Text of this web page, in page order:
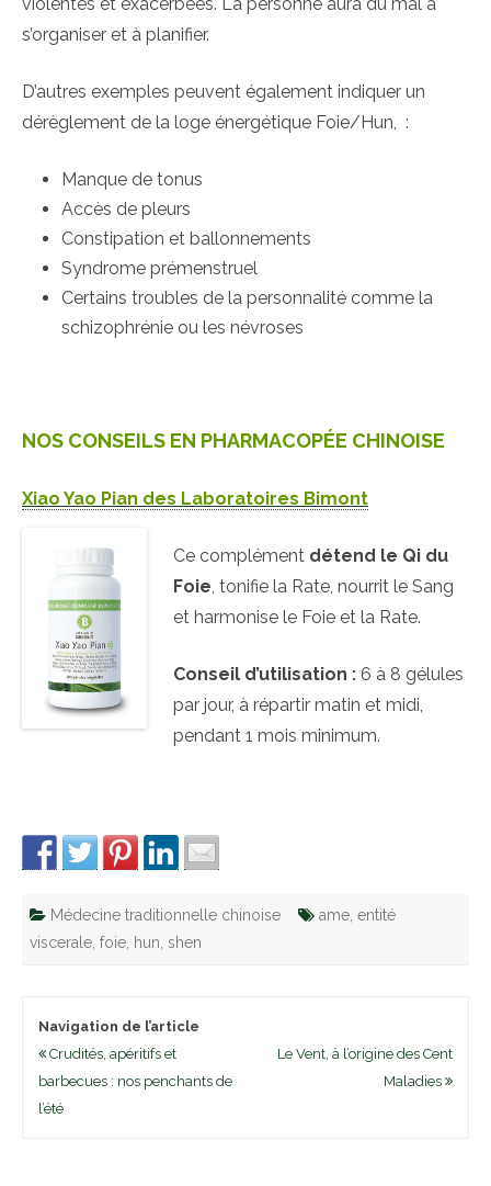
violentes et exacerbées. La personne aura du mal à
s’organiser et à planifier.
D’autres exemples peuvent également indiquer un
dérèglement de la loge énergétique Foie/Hun, :
Manque de tonus
Accès de pleurs
Constipation et ballonnements
Syndrome prémenstruel
Certains troubles de la personnalité comme la
schizophrénie ou les névroses
NOS CONSEILS EN PHARMACOPÉE CHINOISE
Xiao Yao Pian des Laboratoires Bimont
Ce complément détend le Qi du
Foie, tonifie la Rate, nourrit le Sang
et harmonise le Foie et la Rate.
Conseil d’utilisation : 6 à 8 gélules
par jour, à répartir matin et midi,
pendant 1 mois minimum.
Médecine traditionnelle chinoise ame, entité
viscerale, foie, hun, shen
Navigation de l’article
Crudités, apéritifs et
barbecues : nos penchants de
l’été
Le Vent, à l’origine des Cent
Maladies